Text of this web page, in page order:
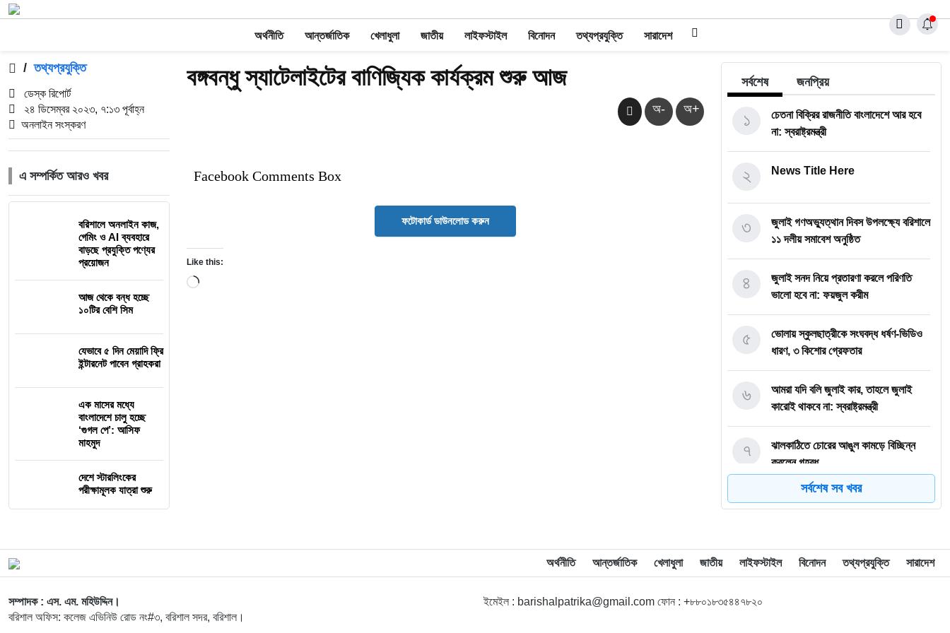
অর্থনীতি আন্তর্জাতিক খেলাধুলা জাতীয় লাইফস্টাইল বিনোদন তথ্যপ্রযুক্তি সারাদেশ
/ তথ্যপ্রযুক্তি
ডেস্ক রিপোর্ট
২৪ ডিসেম্বর ২০২৩, ৭:১৩ পূর্বাহ্ন
অনলাইন সংস্করণ
এ সম্পর্কিত আরও খবর
বরিশালে অনলাইন কাজ,
গেমিং ও AI ব্যবহারে
বাড়ছে প্রযুক্তি পণ্যের
প্রয়োজন
আজ থেকে বন্ধ হচ্ছে
১০টির বেশি সিম
যেভাবে ৫ দিন মেয়াদি ফ্রি
ইন্টারনেট পাবেন গ্রাহকরা
এক মাসের মধ্যে
বাংলাদেশে চালু হচ্ছে
‘গুগল পে’: আসিফ
মাহমুদ
দেশে স্টারলিংকের
পরীক্ষামূলক যাত্রা শুরু
বঙ্গবন্ধু স্যাটেলাইটের বাণিজ্যিক কার্যক্রম শুরু আজ
অ- অ+
Facebook Comments Box
ফটোকার্ড ডাউনলোড করুন
Like this:
Loading…
সর্বশেষ জনপ্রিয়
চেতনা বিক্রির রাজনীতি বাংলাদেশে আর হবে
না: স্বরাষ্ট্রমন্ত্রী
১
News Title Here
২
জুলাই গণঅভ্যুত্থান দিবস উপলক্ষ্যে বরিশালে
১১ দলীয় সমাবেশ অনুষ্ঠিত
৩
জুলাই সনদ নিয়ে প্রতারণা করলে পরিণতি
ভালো হবে না: ফয়জুল করীম
৪
ভোলায় স্কুলছাত্রীকে সংঘবদ্ধ ধর্ষণ-ভিডিও
ধারণ, ৩ কিশোর গ্রেফতার
৫
আমরা যদি বলি জুলাই কার, তাহলে জুলাই
কারোই থাকবে না: স্বরাষ্ট্রমন্ত্রী
৬
ঝালকাঠিতে চোরের আঙুল কামড়ে বিচ্ছিন্ন
করলেন গৃহবধূ
৭
ছাত্রকে দিয়ে এইচএসসির খাতা মূল্যায়নের
৮
বরিশাল বিশ্ববিদ্যালয়ে ছাত্রদল-ছাত্রশিবির
সংঘর্ষ, আহত অন্তত ১০
৯
সর্বশেষ সব খবর
অর্থনীতি আন্তর্জাতিক খেলাধুলা জাতীয় লাইফস্টাইল বিনোদন তথ্যপ্রযুক্তি সারাদেশ
সম্পাদক : এস. এম. মহিউদ্দিন।
বরিশাল অফিস: কলেজ এভিনিউ রোড নং#৩, বরিশাল সদর, বরিশাল।
ইমেইল : barishalpatrika@gmail.com ফোন : +৮৮০১৮৩৫৪৪৭৮২০